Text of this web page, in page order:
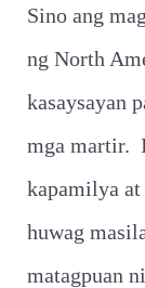
Sino ang
ng North
kasaysayan
mga martir.
kapamilya at
huwag
matagpuan